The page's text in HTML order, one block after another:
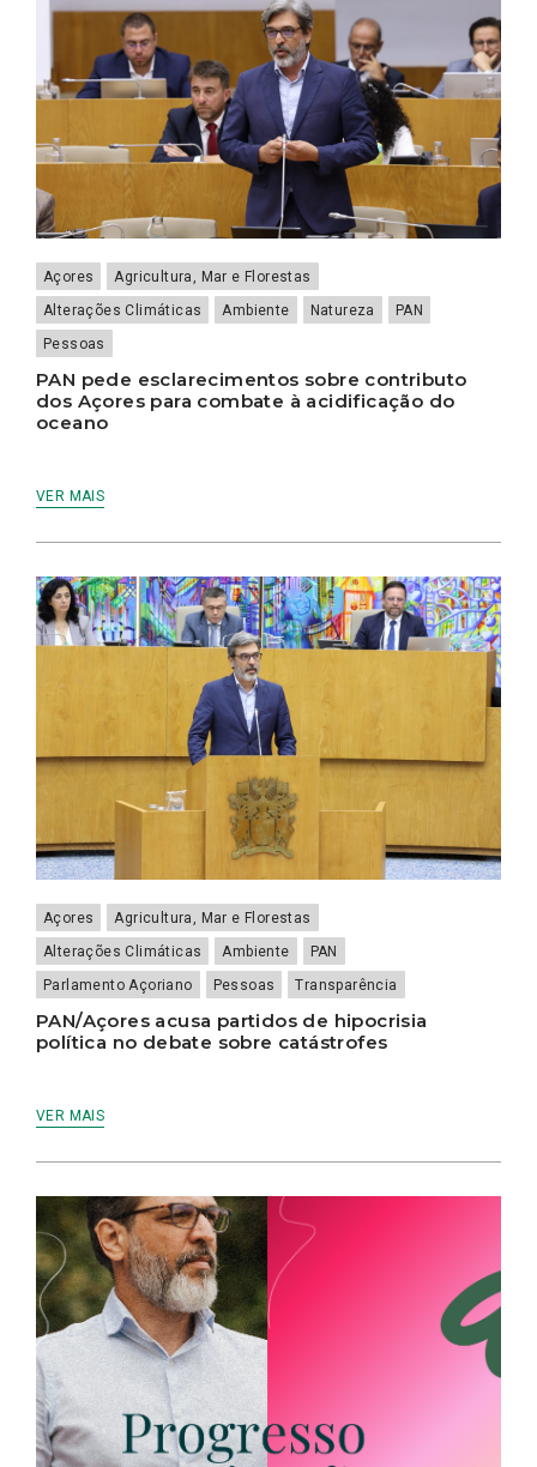
Açores
Agricultura, Mar e Florestas
Alterações Climáticas
Ambiente Natureza
PAN
Pessoas
PAN pede esclarecimentos sobre contributo
dos Açores para combate à acidificação do
oceano
VER MAIS
Açores
Agricultura, Mar e Florestas
Alterações Climáticas
Ambiente
PAN
Parlamento Açoriano
Pessoas Transparência
PAN/Açores acusa partidos de hipocrisia
política no debate sobre catástrofes
VER MAIS